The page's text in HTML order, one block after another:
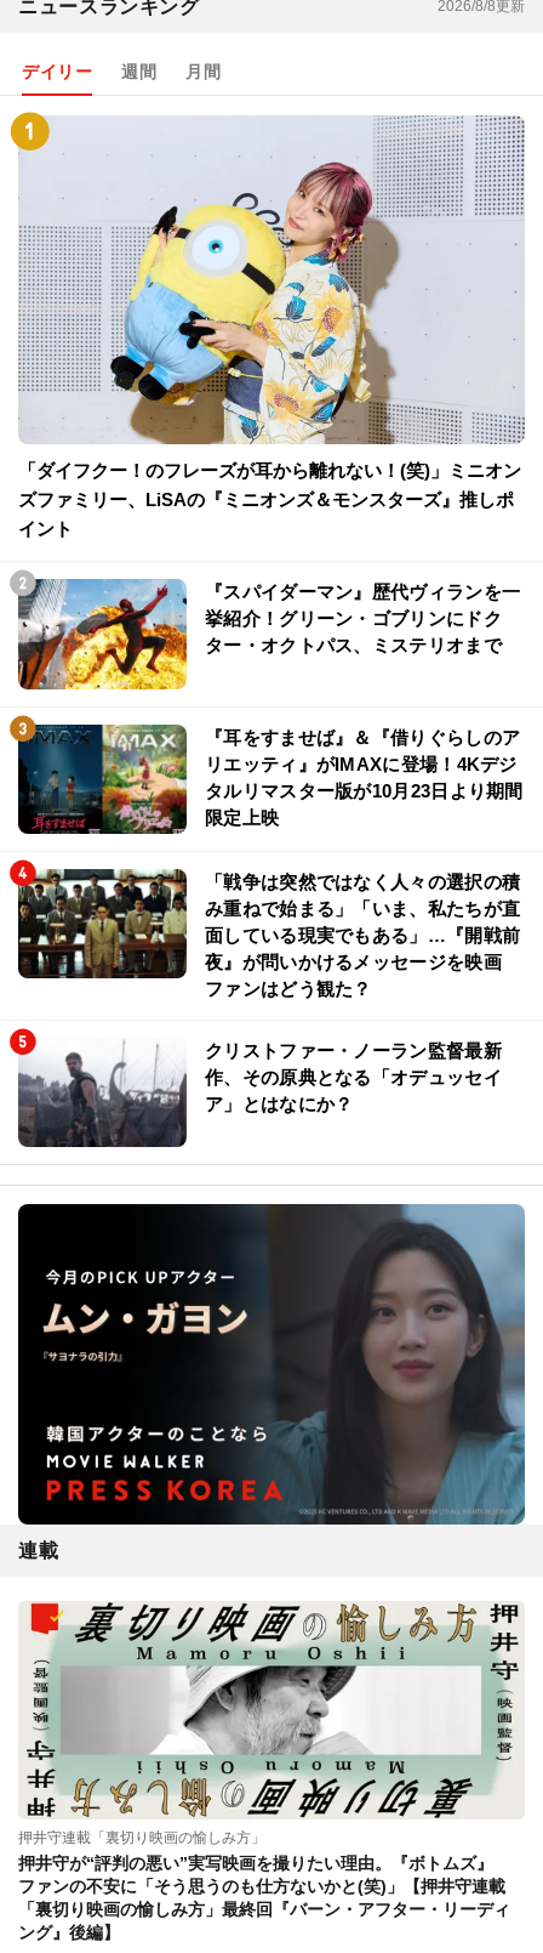
ニュースランキング 2026/8/8更新
デイリー 週間 月間
「ダイフクー！のフレーズが耳から離れない！(笑)」ミニオン
ズファミリー、LiSAの『ミニオンズ＆モンスターズ』推しポ
イント
『スパイダーマン』歴代ヴィランを一
挙紹介！グリーン・ゴブリンにドク
ター・オクトパス、ミステリオまで
『耳をすませば』＆『借りぐらしのア
リエッティ』がIMAXに登場！4Kデジ
タルリマスター版が10月23日より期間
限定上映
「戦争は突然ではなく人々の選択の積
み重ねで始まる」「いま、私たちが直
面している現実でもある」…『開戦前
夜』が問いかけるメッセージを映画
ファンはどう観た？
クリストファー・ノーラン監督最新
作、その原典となる「オデュッセイ
ア」とはなにか？
連載
押井守連載「裏切り映画の愉しみ方」
押井守が“評判の悪い”実写映画を撮りたい理由。『ボトムズ』
ファンの不安に「そう思うのも仕方ないかと(笑)」【押井守連載
「裏切り映画の愉しみ方」最終回『バーン・アフター・リーディ
ング』後編】